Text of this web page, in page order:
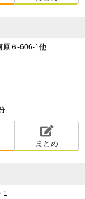
原６-606-1他
まとめ
1